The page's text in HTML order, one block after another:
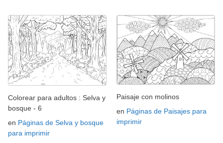
Colorear para adultos : Selva y
bosque - 6
en Páginas de Selva y bosque
para imprimir
Paisaje con molinos
en Páginas de Paisajes para
imprimir